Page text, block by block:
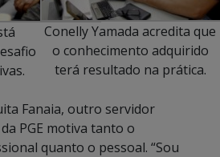
Conelly Yamada acredita que
o conhecimento adquirido
terá resultado na prática.
Fanaia, outro servidor
PGE motiva tanto o
quanto o pessoal. “Sou